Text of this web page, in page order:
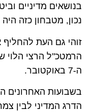
בנושאים מדיניים
נכון, מטבחון כזה
זוהי גם העת
הרמטכ"ל הרצי
ה-7 באוקטובר.
בשבועות האחרונים
הדרג המדיני לבין